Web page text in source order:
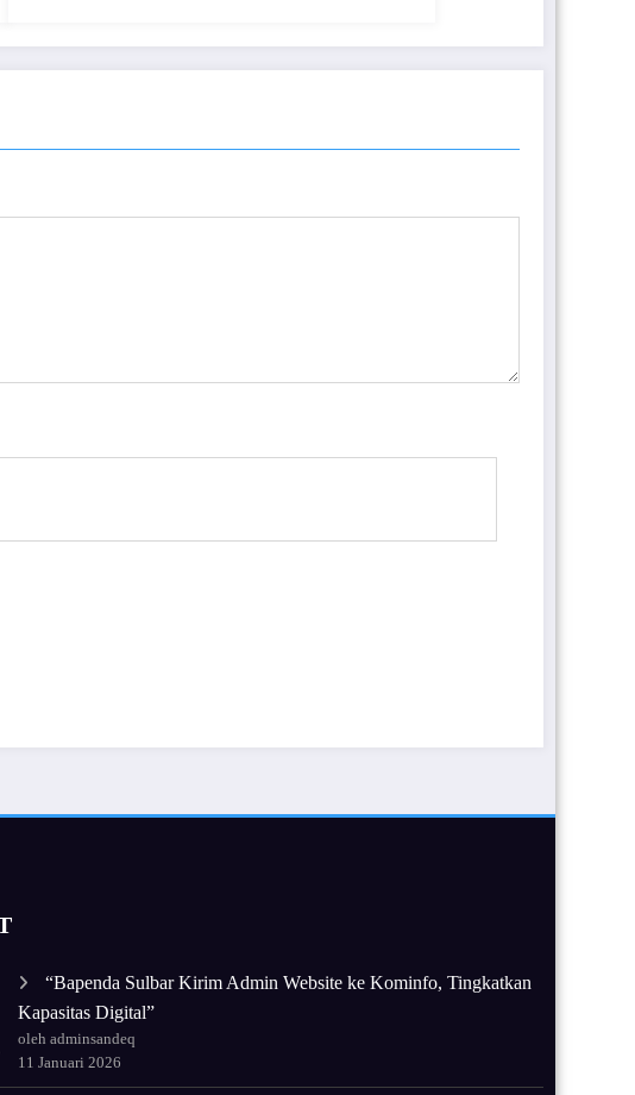
“Bapenda Sulbar Kirim Admin Website ke Kominfo, Tingkatkan
Kapasitas Digital”
oleh adminsandeq
11 Januari 2026